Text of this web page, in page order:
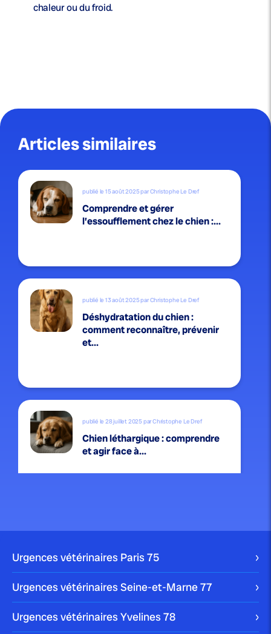
chaleur ou du froid.
Articles similaires
publié le 15 août 2025 par Christophe Le Dref
Comprendre et gérer
l’essoufflement chez le chien :...
publié le 13 août 2025 par Christophe Le Dref
Déshydratation du chien :
comment reconnaître, prévenir
et...
publié le 28 juillet 2025 par Christophe Le Dref
Chien léthargique : comprendre
et agir face à...
publié le 26 juillet 2025 par Christophe Le Dref
causes et...
Urgences vétérinaires Paris75
Urgences vétérinaires Seine-et-Marne77
Urgences vétérinaires Yvelines78